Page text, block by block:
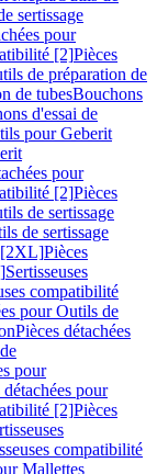
sertissage
pour
[2]Pièces
de préparation de
de tubesBouchons
d'essai de
pour Geberit
pour
[2]Pièces
de sertissage
de sertissage
[2XL]Pièces
Sertisseuses
compatibilité
pour Outils de
Pièces détachées
pour
détachées pour
[2]Pièces
compatibilité
Mallettes